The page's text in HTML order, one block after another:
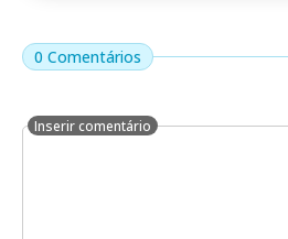
0 Comentários
Inserir comentário